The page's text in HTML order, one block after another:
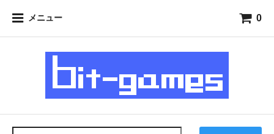
メニュー 0